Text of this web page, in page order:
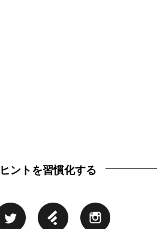
ントを習慣化する